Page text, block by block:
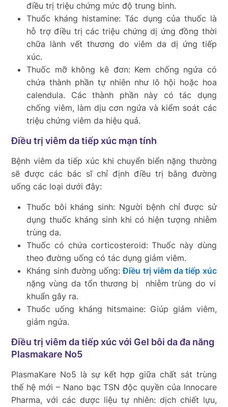
điều trị triệu chứng mức độ trung bình.
Thuốc kháng histamine: Tác dụng của thuốc là
hỗ trợ điều trị các triệu chứng dị ứng đồng thời
chữa lành vết thương do viêm da dị ứng tiếp
xúc.
Thuốc mỡ không kê đơn: Kem chống ngứa có
chứa thành phần tự nhiên như lô hội hoặc hoa
calendula. Các thành phần này có tác dụng
chống viêm, làm dịu cơn ngứa và kiểm soát các
triệu chứng viêm da hiệu quả.
Điều trị viêm da tiếp xúc mạn tính
Bệnh viêm da tiếp xúc khi chuyển biển nặng thường
sẽ được các bác sĩ chỉ định điều trị bằng đường
uống các loại dưới đây:
Thuốc bôi kháng sinh: Người bệnh chỉ được sử
dụng thuốc kháng sinh khi có hiện tượng nhiễm
trùng da.
Thuốc có chứa corticosteroid: Thuốc này dùng
theo đường uống có tác dụng giảm viêm.
Kháng sinh đường uống:Điều trị viêm da tiếp xúc
nặng vùng da tổn thương bị nhiễm trùng do vi
khuẩn gây ra.
Thuốc uống kháng hitsmaine: Giúp giảm viêm,
giảm ngứa.
Điều trị viêm da tiếp xúc với Gel bôi da đa năng
Plasmakare No5
PlasmaKare No5 là sự kết hợp giữa chất sát trùng
thế hệ mới – Nano bạc TSN độc quyền của Innocare
Pharma, với các dược liệu tự nhiên: dịch chiết lựu,